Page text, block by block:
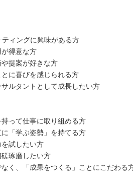
ィングに興味がある方
得意な方
提案が好きな方
に喜びを感じられる方
ルタントとして成長したい方
って仕事に取り組める方
「学ぶ姿勢」を持てる方
試したい方
琢磨したい方
なく、「成果をつくる」ことにこだわる